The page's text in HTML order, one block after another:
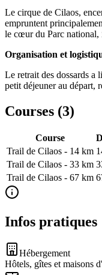
Le cirque de Cilaos,
empruntent
le cœur du Parc national,
Organisation et
Le retrait des dossards a
petit déjeuner au départ,
Courses (3)
Course
Trail de Cilaos - 14 km
Trail de Cilaos - 33 km
Trail de Cilaos - 67 km
Infos pratiques
Hébergement
Hôtels, gîtes et maisons